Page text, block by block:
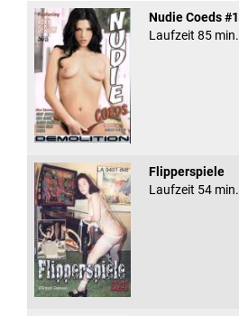
Nudie Coeds #1
Laufzeit 85 min.
Flipperspiele
Laufzeit 54 min.